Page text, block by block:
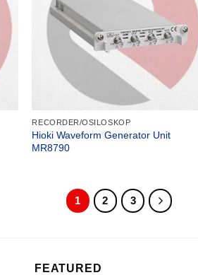
RECORDER/OSILOSKOP
Hioki Waveform Generator Unit
MR8790
1 2 3
FEATURED